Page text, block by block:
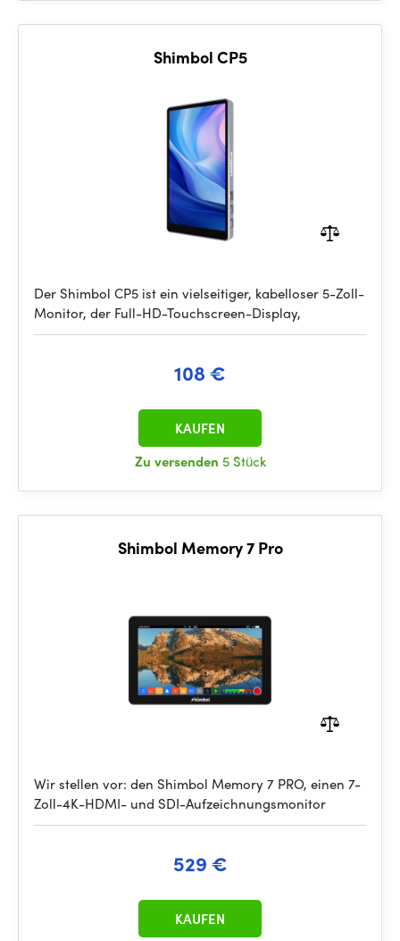
Shimbol CP5
Der Shimbol CP5 ist ein vielseitiger, kabelloser 5-Zoll-
Monitor, der Full-HD-Touchscreen-Display,
108 €
Zu versenden 5 Stück
KAUFEN
Shimbol Memory 7 Pro
Wir stellen vor: den Shimbol Memory 7 PRO, einen 7-
Zoll-4K-HDMI- und SDI-Aufzeichnungsmonitor
529 €
KAUFEN